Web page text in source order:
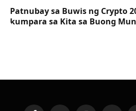
Patnubay sa Buwis ng Crypto
kumpara sa Kita sa Buong